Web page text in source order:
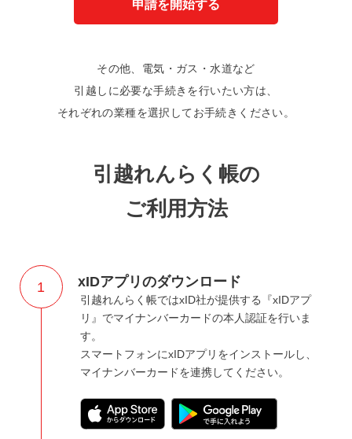
申請を開始する
その他、電気・ガス・水道など
引越しに必要な手続きを行いたい方は、
それぞれの業種を選択してお手続きください。
引越れんらく帳の
ご利用方法
1 xIDアプリのダウンロード
引越れんらく帳ではxID社が提供する『xIDアプ
リ』でマイナンバーカードの本人認証を行いま
す。
スマートフォンにxIDアプリをインストールし、
マイナンバーカードを連携してください。